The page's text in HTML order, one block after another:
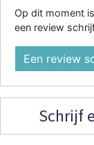
Op dit moment
een review
Een review
Schrijf